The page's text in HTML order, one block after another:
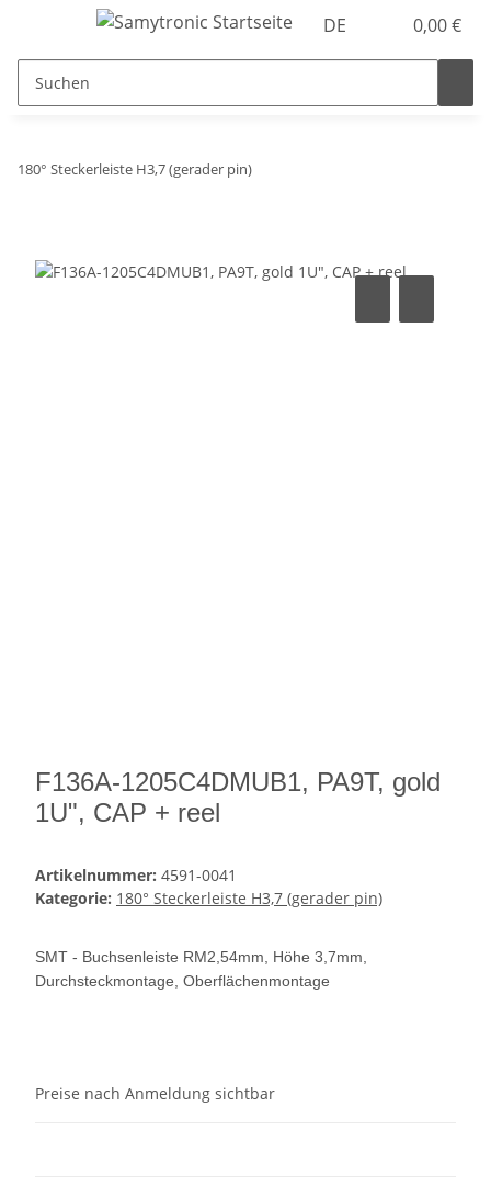
DE 0,00 €
180° Steckerleiste H3,7 (gerader pin)
F136A-1205C4DMUB1, PA9T, gold
1U", CAP + reel
Artikelnummer: 4591-0041
Kategorie: 180° Steckerleiste H3,7 (gerader pin)
SMT - Buchsenleiste RM2,54mm, Höhe 3,7mm,
Durchsteckmontage, Oberflächenmontage
Preise nach Anmeldung sichtbar